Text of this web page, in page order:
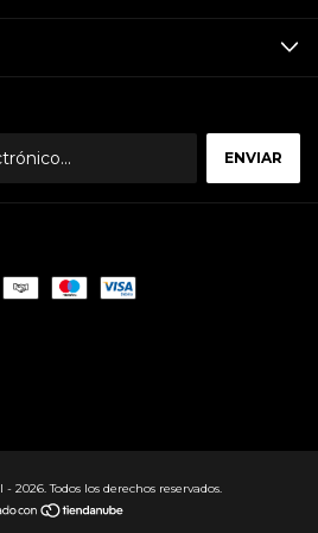
2026. Todos los derechos reservados.